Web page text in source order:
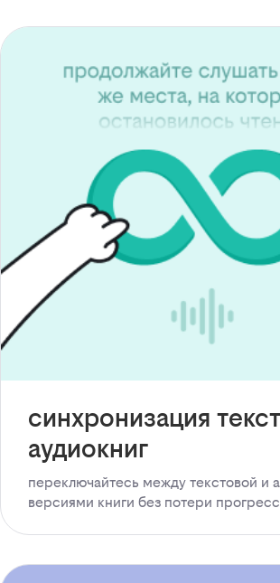
синхронизация
аудиокниг
переключайтесь между текстовой и
версиями книги без потери